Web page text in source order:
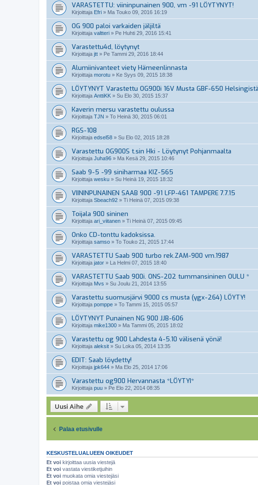
VARASTETTU: viininpunainen 900, vm -91 LÖYTYNYT!
Kirjoittaja Efri » Ma Touko 09, 2016 16:19
OG 900 paloi varkaiden jäljiltä
Kirjoittaja valtteri » Pe Huhti 29, 2016 15:41
Varastettu4d, löytynyt
Kirjoittaja jtt » Pe Tammi 29, 2016 18:44
Alumiinivanteet viety Hämeenlinnasta
Kirjoittaja morotu » Ke Syys 09, 2015 18:38
LÖYTYNYT Varastettu OG900i 16V Musta GBF-650 Helsingistä
Kirjoittaja AnttiKK » Su Elo 30, 2015 15:37
Kaverin mersu varastettu oulussa
Kirjoittaja TJN » To Heinä 30, 2015 06:01
RGS-108
Kirjoittaja edsel58 » Su Elo 02, 2015 18:28
Varastettu OG900S t.sin Hki - Löytynyt Pohjanmaalta
Kirjoittaja Juha96 » Ma Kesä 29, 2015 10:46
Saab 9-5 -99 siniharmaa KIZ-565
Kirjoittaja wesku » Su Heinä 19, 2015 18:32
VIININPUNAINEN SAAB 900 -91 LFP-461 TAMPERE 7.7.15
Kirjoittaja Sbeach92 » Ti Heinä 07, 2015 09:38
Toijala 900 sininen
Kirjoittaja ari_viitanen » Ti Heinä 07, 2015 09:45
Onko CD-tonttu kadoksissa.
Kirjoittaja samso » To Touko 21, 2015 17:44
VARASTETTU Saab 900 turbo rek.ZAM-900 vm.1987
Kirjoittaja jator » La Helmi 07, 2015 18:40
VARASTETTU Saab 900i. ONS-202 tummansininen OULU *
Kirjoittaja Mvs » Su Joulu 21, 2014 13:55
Varastettu suomusjärvi 9000 cs musta (ygx-264) LÖYTY!
Kirjoittaja pomppe » To Tammi 15, 2015 05:57
LÖYTYNYT Punainen NG 900 JJB-606
Kirjoittaja mike1300 » Ma Tammi 05, 2015 18:02
Varastettu og 900 Lahdesta 4-5.10 välisenä yönä!
Kirjoittaja aleksit » Su Loka 05, 2014 13:35
EDIT: Saab löydetty!
Kirjoittaja jpk644 » Ma Elo 25, 2014 17:06
Varastettu og900 Hervannasta *LÖYTYI*
Kirjoittaja puu » Pe Elo 22, 2014 08:35
Uusi Aihe
Palaa etusivulle
KESKUSTELUALUEEN OIKEUDET
Et voi kirjoittaa uusia viestejä
Et voi vastata viestiketjuihin
Et voi muokata omia viestejäsi
Et voi poistaa omia viestejäsi